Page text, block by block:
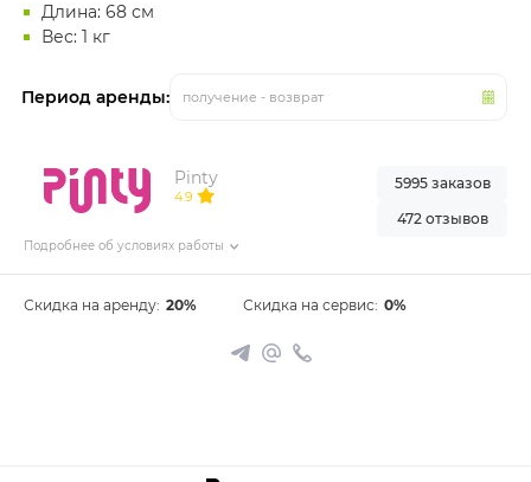
Длина: 68 см
Вес: 1 кг
Период аренды: получение - возврат
Pinty
4.9
Подробнее об условиях работы
5995 заказов
472 отзывов
Скидка на аренду: 20% Скидка на сервис: 0%